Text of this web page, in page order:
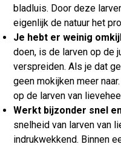
bladluis. Door deze
eigenlijk de natuur het
Je hebt er weinig
doen, is de larven op de
verspreiden. Als je dat
geen mokijken meer
op de larven van
Werkt bijzonder snel
snelheid van larven van
indrukwekkend. Binnen